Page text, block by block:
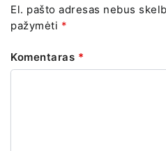
El. pašto adresas nebus
pažymėti *
Komentaras *